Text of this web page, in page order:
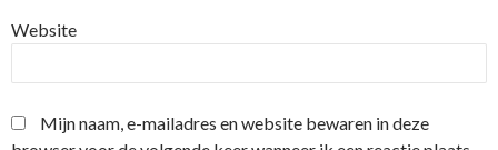
Website
Mijn naam, e-mailadres en website bewaren in deze